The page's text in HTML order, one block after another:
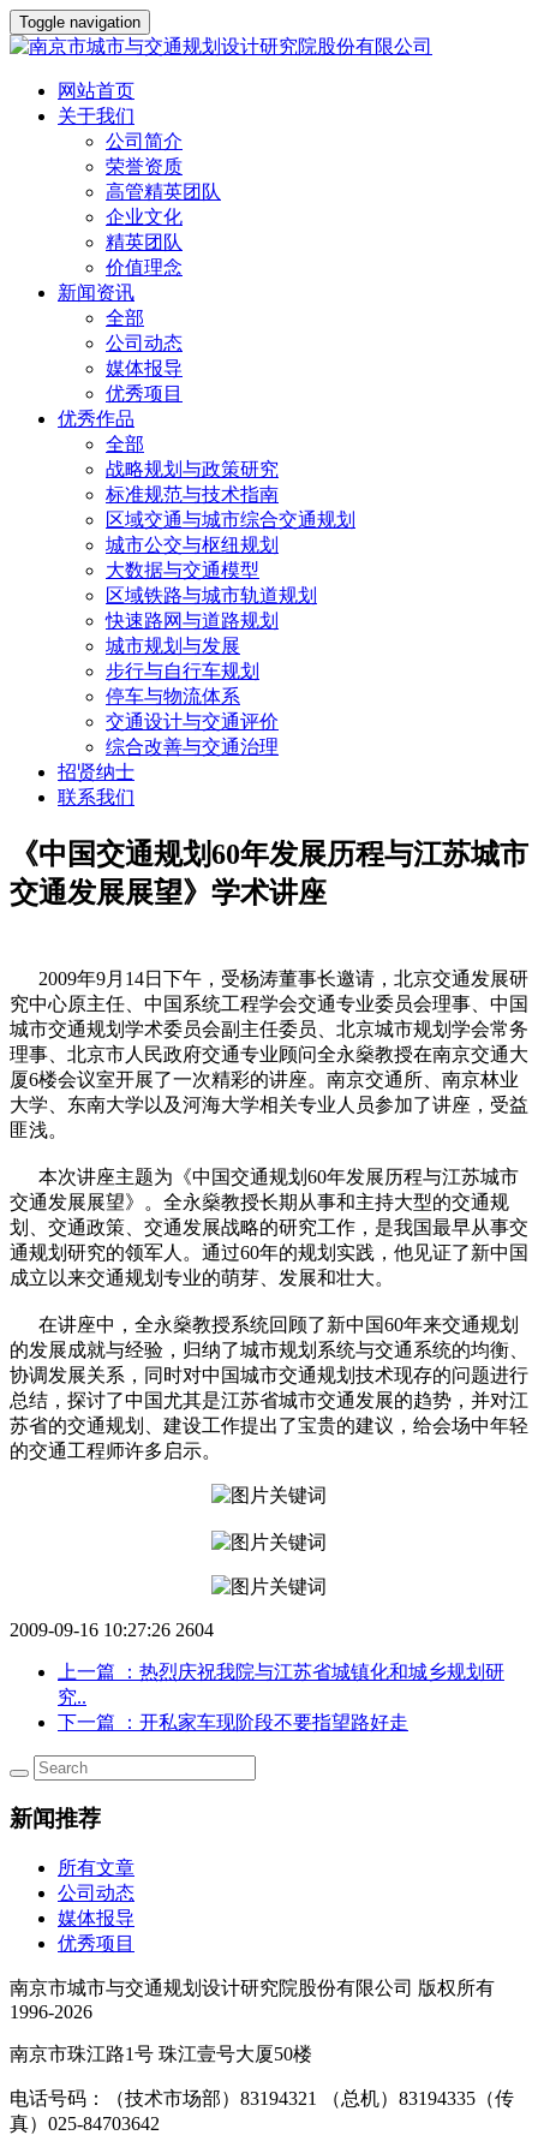
Toggle navigation
网站首页
关于我们
公司简介
荣誉资质
高管精英团队
企业文化
精英团队
价值理念
新闻资讯
全部
公司动态
媒体报导
优秀项目
优秀作品
全部
战略规划与政策研究
标准规范与技术指南
区域交通与城市综合交通规划
城市公交与枢纽规划
大数据与交通模型
区域铁路与城市轨道规划
快速路网与道路规划
城市规划与发展
步行与自行车规划
停车与物流体系
交通设计与交通评价
综合改善与交通治理
招贤纳士
联系我们
《中国交通规划60年发展历程与江苏城市
交通发展展望》学术讲座
2009年9月14日下午，受杨涛董事长邀请，北京交通发展研
究中心原主任、中国系统工程学会交通专业委员会理事、中国
城市交通规划学术委员会副主任委员、北京城市规划学会常务
理事、北京市人民政府交通专业顾问全永燊教授在南京交通大
厦6楼会议室开展了一次精彩的讲座。南京交通所、南京林业
大学、东南大学以及河海大学相关专业人员参加了讲座，受益
匪浅。
本次讲座主题为《中国交通规划60年发展历程与江苏城市
交通发展展望》。全永燊教授长期从事和主持大型的交通规
划、交通政策、交通发展战略的研究工作，是我国最早从事交
通规划研究的领军人。通过60年的规划实践，他见证了新中国
成立以来交通规划专业的萌芽、发展和壮大。
在讲座中，全永燊教授系统回顾了新中国60年来交通规划
的发展成就与经验，归纳了城市规划系统与交通系统的均衡、
协调发展关系，同时对中国城市交通规划技术现存的问题进行
总结，探讨了中国尤其是江苏省城市交通发展的趋势，并对江
苏省的交通规划、建设工作提出了宝贵的建议，给会场中年轻
的交通工程师许多启示。
2009-09-16 10:27:26 2604
上一篇
：热烈庆祝我院与江苏省城镇化和城乡规划研
究..
下一篇
：开私家车现阶段不要指望路好走
新闻推荐
所有文章
公司动态
媒体报导
优秀项目
南京市城市与交通规划设计研究院股份有限公司 版权所有
1996-2026
南京市珠江路1号 珠江壹号大厦50楼
电话号码：（技术市场部）83194321 （总机）83194335（传
真）025-84703642